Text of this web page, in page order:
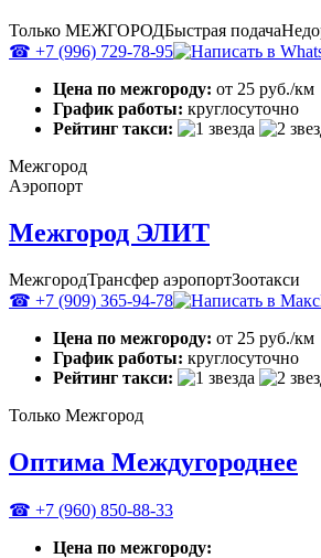
Только МЕЖГОРОДБыстрая подача
☎ +7 (996) 729-78-95
Цена по межгороду: от 25 руб./км
График работы: круглосуточно
Рейтинг такси:
Межгород
Аэропорт
Межгород ЭЛИТ
МежгородТрансфер аэропортЗоотакси
☎ +7 (909) 365-94-78
Цена по межгороду: от 25 руб./км
График работы: круглосуточно
Рейтинг такси:
Только Межгород
Оптима Междугороднее
☎ +7 (960) 850-88-33
Цена по межгороду: